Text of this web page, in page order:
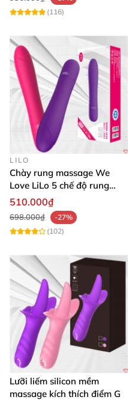
qua đường tình dục
(116)
LILO
Chày rung massage We
Love LiLo 5 chế độ rung
silicon
510.000₫
698.000₫
-27%
(102)
Lưỡi liếm silicon mềm
massage kích thích điểm G